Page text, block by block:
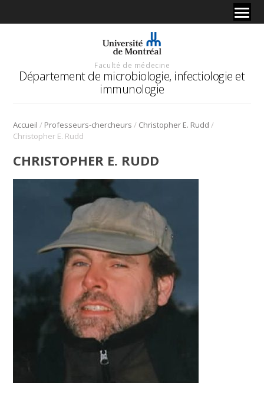
Faculté de médecine
Département de microbiologie, infectiologie et
immunologie
Accueil / Professeurs-chercheurs / Christopher E. Rudd /
Christopher E. Rudd
CHRISTOPHER E. RUDD